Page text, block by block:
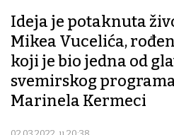
Ideja je potaknuta
Mikea Vucelića,
koji je bio jedna od
svemirskog
Marinela Kermeci